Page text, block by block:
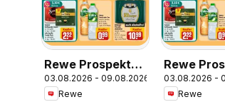
Rewe Prospekt
Seeheim-
Jugenheim
03.08.2026 - 09.08.2026
Rewe
Rewe
Frankfurt /
Bergen-
03.08.2026 -
Rewe